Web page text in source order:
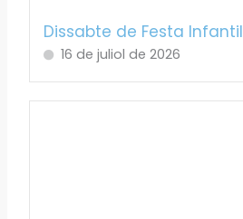
Dissabte de Festa Infantil
16 de juliol de 2026